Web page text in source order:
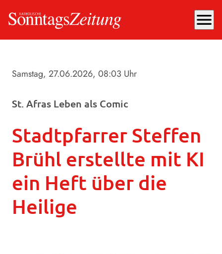
menu
Samstag, 27.06.2026, 08:03 Uhr
St. Afras Leben als Comic
Stadtpfarrer Steffen
Brühl erstellte mit KI
ein Heft über die
Heilige